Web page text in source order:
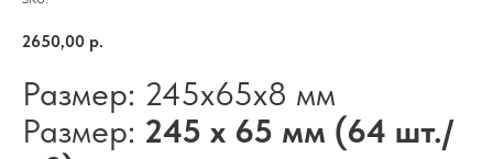
2650,00 р.
Размер: 245х65х8 мм
Размер: 245 x 65 мм (64 шт./